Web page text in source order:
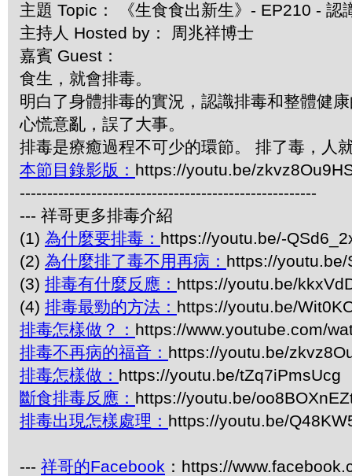
主題 Topic： 《生食食出新生》- EP210 - 認
主持人 Hosted by： 周兆祥博士
嘉賓 Guest：
食生，就會排毒。
明白了身體排毒的實況，認識排毒和整體健
心慌意亂，誤了大事。
排毒是療癒過程不可少的環節。 排了毒，人
本節目錄影版： https://youtu.be/
------------------------------------------------------
--- 祥哥更多排毒介紹
(1) 為什麼要排毒： https://youtu.be/-
(2) 為什麼排了毒不用再病： https://
(3) 排毒有什麼反應： https://youtu.be/
(4) 排毒最勁的方法： https://youtu.be/
排毒怎樣做？： https://www.youtube.com/
排毒不再病的福音： https://youtu.be/
排毒怎樣做： https://youtu.be/tZq7iPmsUcg
斷食排毒反應： https://youtu.be/
排毒出現怎樣處理： https://youtu.be/
--- 祥哥的Facebook ：https://